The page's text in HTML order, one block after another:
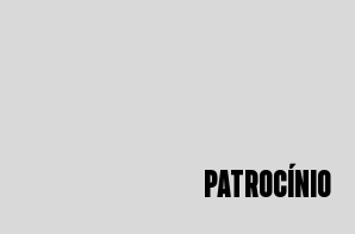
PATROCÍNIO